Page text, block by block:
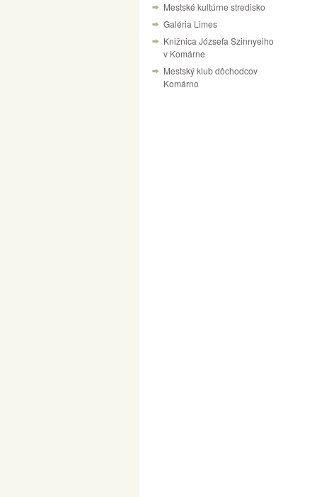
Mestské kultúrne stredisko
Galéria Limes
Knižnica Józsefa Szinnyeiho
v Komárne
Mestský klub dôchodcov
Komárno